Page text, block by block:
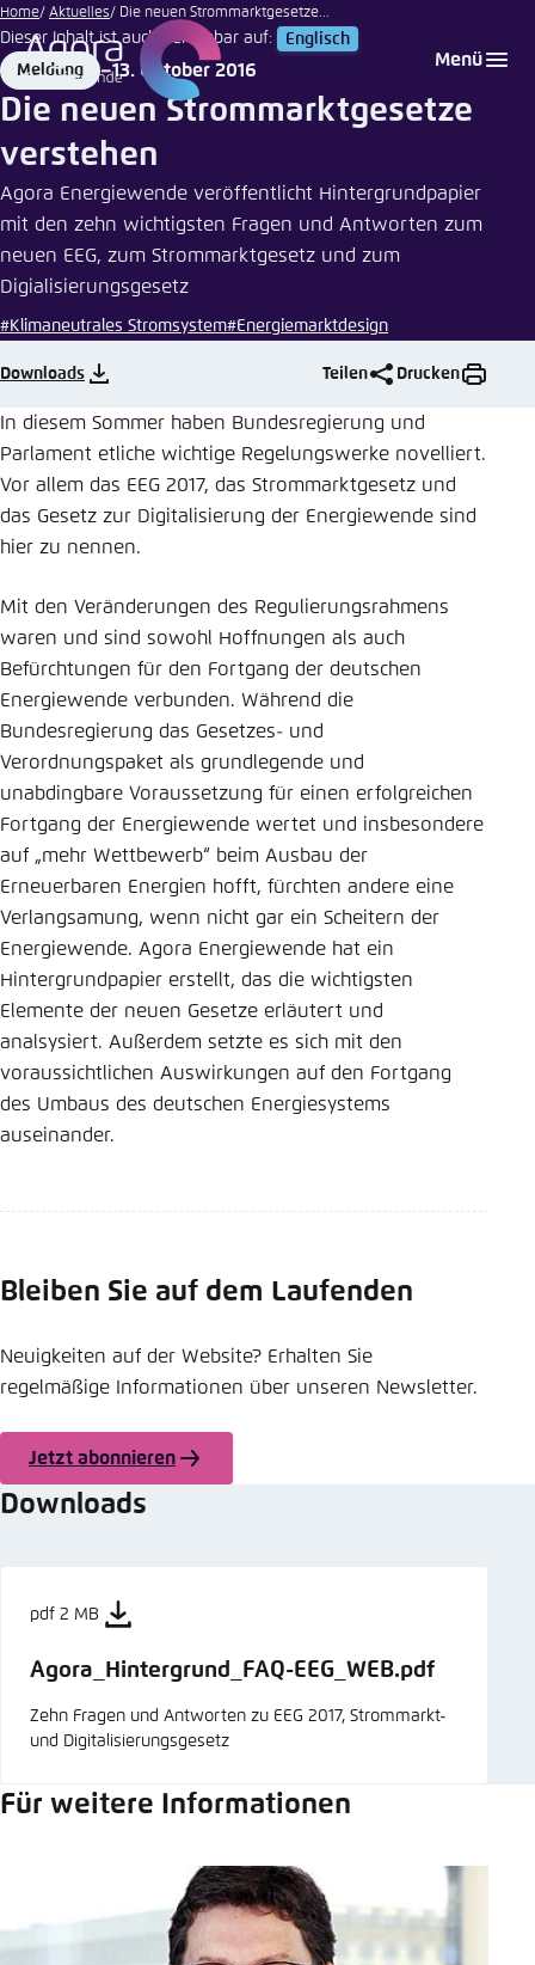
Zum
Hauptinhalt
gehen
Menü
Home Aktuelles Die neuen Strommarktgesetze...
Dieser Inhalt ist auch verfügbar auf: Englisch
Format
Meldung
Date
13. Oktober 2016
Die neuen Strommarktgesetze
verstehen
Agora Energiewende veröffentlicht Hintergrundpapier
mit den zehn wichtigsten Fragen und Antworten zum
neuen EEG, zum Strommarktgesetz und zum
Digialisierungsgesetz
#Klimaneutrales Stromsystem#Energiemarktdesign
wildpixel
| iStock
Downloads Teilen Drucken
In diesem Sommer haben Bundesregierung und
Parlament etliche wichtige Regelungswerke novelliert.
Vor allem das EEG 2017, das Strommarktgesetz und
das Gesetz zur Digitalisierung der Energiewende sind
hier zu nennen.
Mit den Veränderungen des Regulierungsrahmens
waren und sind sowohl Hoffnungen als auch
Befürchtungen für den Fortgang der deutschen
Energiewende verbunden. Während die
Bundesregierung das Gesetzes- und
Verordnungspaket als grundlegende und
unabdingbare Voraussetzung für einen erfolgreichen
Fortgang der Energiewende wertet und insbesondere
auf „mehr Wettbewerb“ beim Ausbau der
Erneuerbaren Energien hofft, fürchten andere eine
Verlangsamung, wenn nicht gar ein Scheitern der
Energiewende. Agora Energiewende hat ein
Hintergrundpapier erstellt, das die wichtigsten
Elemente der neuen Gesetze erläutert und
analsysiert. Außerdem setzte es sich mit den
voraussichtlichen Auswirkungen auf den Fortgang
des Umbaus des deutschen Energiesystems
auseinander.
Bleiben Sie auf dem Laufenden
Neuigkeiten auf der Website? Erhalten Sie
regelmäßige Informationen über unseren Newsletter.
Jetzt abonnieren
Downloads
pdf 2 MB
Agora_Hintergrund_FAQ-EEG_WEB.pdf
Zehn Fragen und Antworten zu EEG 2017, Strommarkt-
und Digitalisierungsgesetz
Für weitere Informationen
Login
Melden Sie sich an um ..., ... und ... zu verwalten.
Benutzername *
Anmelden
Noch kein Benutzerkonto?
Abbrechen
Sprache auswählen
Englisch
Deutsch
Agora Think Tanks
Erscheinungsbild der Webseite
Diese Webseite passt ihr Farbschema basierend
auf Ihren Einstellungen an. Wählen Sie aus,
welches Farbschema Sie für diese Webseite
verwenden möchten.
Close
Hell
Dunkel
Automatisch
speichern
Übernehmen